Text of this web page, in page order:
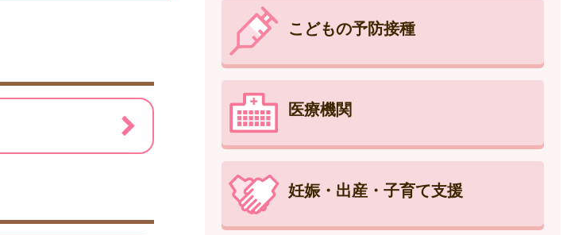
こどもの予防接種
医療機関
妊娠・出産・子育て支援